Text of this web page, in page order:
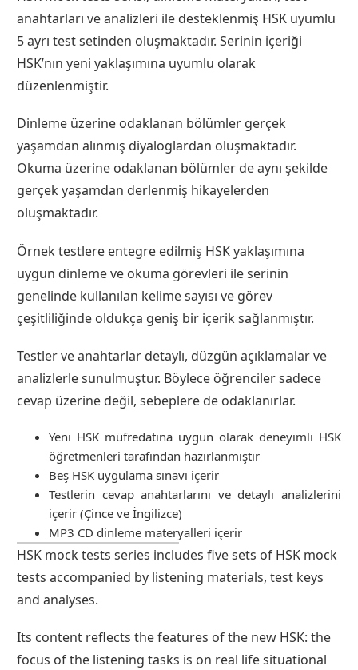
anahtarları ve analizleri ile desteklenmiş HSK uyumlu
5 ayrı test setinden oluşmaktadır. Serinin içeriği
HSK’nın yeni yaklaşımına uyumlu olarak
düzenlenmiştir.
Dinleme üzerine odaklanan bölümler gerçek
yaşamdan alınmış diyaloglardan oluşmaktadır.
Okuma üzerine odaklanan bölümler de aynı şekilde
gerçek yaşamdan derlenmiş hikayelerden
oluşmaktadır.
Örnek testlere entegre edilmiş HSK yaklaşımına
uygun dinleme ve okuma görevleri ile serinin
genelinde kullanılan kelime sayısı ve görev
çeşitliliğinde oldukça geniş bir içerik sağlanmıştır.
Testler ve anahtarlar detaylı, düzgün açıklamalar ve
analizlerle sunulmuştur. Böylece öğrenciler sadece
cevap üzerine değil, sebeplere de odaklanırlar.
Yeni HSK müfredatına uygun olarak deneyimli HSK
öğretmenleri tarafından hazırlanmıştır
Beş HSK uygulama sınavı içerir
Testlerin cevap anahtarlarını ve detaylı analizlerini
içerir (Çince ve İngilizce)
MP3 CD dinleme materyalleri içerir
HSK mock tests series includes five sets of HSK mock
tests accompanied by listening materials, test keys
and analyses.
Its content reflects the features of the new HSK: the
focus of the listening tasks is on real life situational